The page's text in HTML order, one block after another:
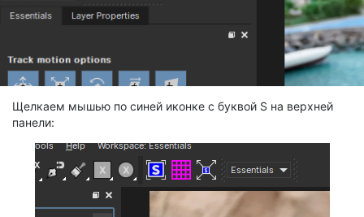
Щелкаем мышью по синей иконке с буквой S на верхней
панели: